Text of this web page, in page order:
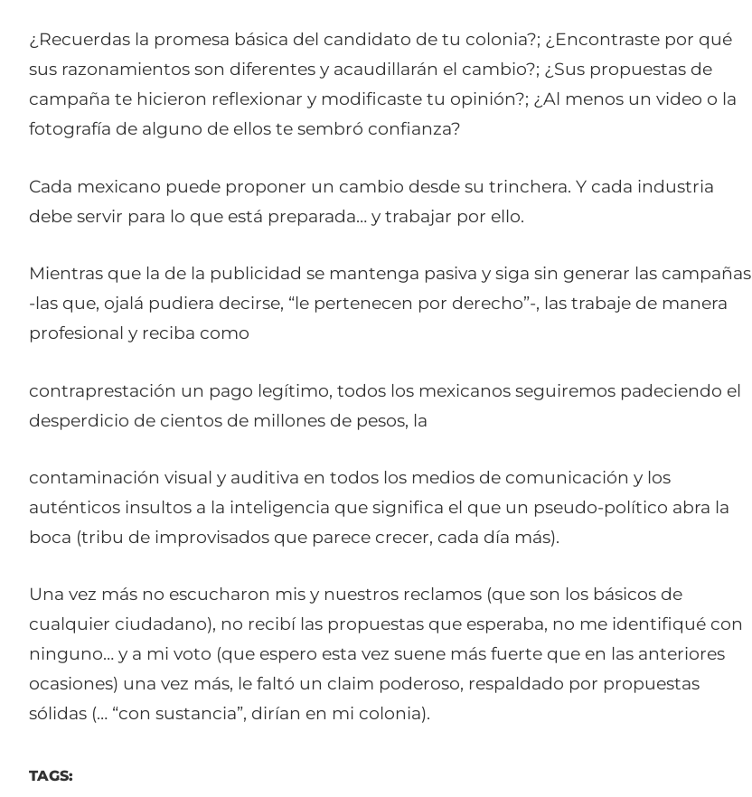
¿Recuerdas la promesa básica del candidato de tu colonia?; ¿Encontraste por qué
sus razonamientos son diferentes y acaudillarán el cambio?; ¿Sus propuestas de
campaña te hicieron reflexionar y modificaste tu opinión?; ¿Al menos un video o la
fotografía de alguno de ellos te sembró confianza?
Cada mexicano puede proponer un cambio desde su trinchera. Y cada industria
debe servir para lo que está preparada… y trabajar por ello.
Mientras que la de la publicidad se mantenga pasiva y siga sin generar las campañas
-las que, ojalá pudiera decirse, “le pertenecen por derecho”-, las trabaje de manera
profesional y reciba como
contraprestación un pago legítimo, todos los mexicanos seguiremos padeciendo el
desperdicio de cientos de millones de pesos, la
contaminación visual y auditiva en todos los medios de comunicación y los
auténticos insultos a la inteligencia que significa el que un pseudo-político abra la
boca (tribu de improvisados que parece crecer, cada día más).
Una vez más no escucharon mis y nuestros reclamos (que son los básicos de
cualquier ciudadano), no recibí las propuestas que esperaba, no me identifiqué con
ninguno… y a mi voto (que espero esta vez suene más fuerte que en las anteriores
ocasiones) una vez más, le faltó un claim poderoso, respaldado por propuestas
sólidas (… “con sustancia”, dirían en mi colonia).
TAGS: